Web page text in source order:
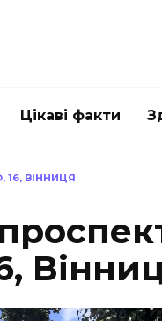
Цікаві факти
16, ВІННИЦЯ